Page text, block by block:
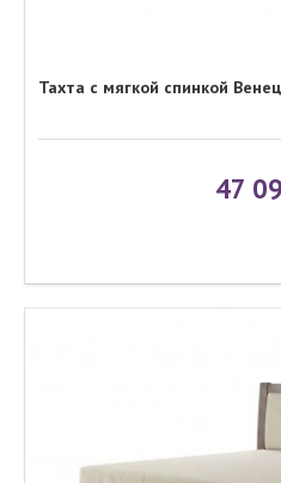
Тахта с мягкой спинкой
47